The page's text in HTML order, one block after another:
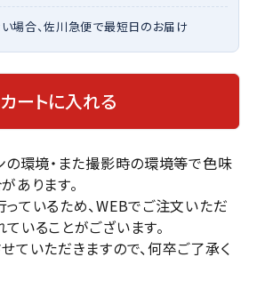
場合、佐川急便で最短日のお届け
カートに入れる
環境・また撮影時の環境等で色味
あります。
ているため、WEBでご注文いただ
いることがございます。
ていただきますので、何卒ご了承く